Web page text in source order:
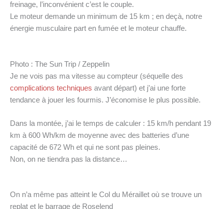
freinage, l’inconvénient c’est le couple.
Le moteur demande un minimum de 15 km ; en deçà, notre
énergie musculaire part en fumée et le moteur chauffe.
Photo : The Sun Trip / Zeppelin
Je ne vois pas ma vitesse au compteur (séquelle des
complications techniques avant départ) et j’ai une forte
tendance à jouer les fourmis. J’économise le plus possible.
Dans la montée, j’ai le temps de calculer : 15 km/h pendant 19
km à 600 Wh/km de moyenne avec des batteries d’une
capacité de 672 Wh et qui ne sont pas pleines.
Non, on ne tiendra pas la distance…
On n’a même pas atteint le Col du Méraillet où se trouve un
replat et le barrage de Roselend